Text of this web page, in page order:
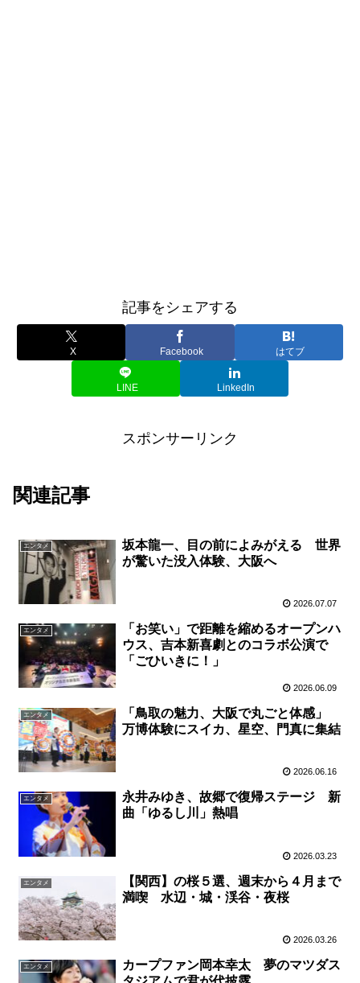
記事をシェアする
X Facebook はてブ
LINE LinkedIn
スポンサーリンク
関連記事
エンタメ
坂本龍一、目の前によみがえる 世界
が驚いた没入体験、大阪へ
2026.07.07
エンタメ
「お笑い」で距離を縮めるオープンハ
ウス、吉本新喜劇とのコラボ公演で
「ごひいきに！」
2026.06.09
エンタメ
「鳥取の魅力、大阪で丸ごと体感」
万博体験にスイカ、星空、門真に集結
2026.06.16
エンタメ
永井みゆき、故郷で復帰ステージ 新
曲「ゆるし川」熱唱
2026.03.23
エンタメ
【関西】の桜５選、週末から４月まで
満喫 水辺・城・渓谷・夜桜
2026.03.26
エンタメ
カープファン岡本幸太 夢のマツダス